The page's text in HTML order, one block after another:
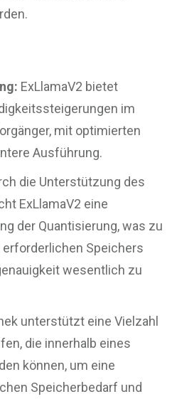
​.
ExLlamaV2 bietet
im
mit optimierten
Ausführung.
die Unterstützung des
ExLlamaV2 eine
der Quantisierung, was zu
Speichers
wesentlich zu
unterstützt eine Vielzahl
die innerhalb eines
können, um eine
Speicherbedarf und